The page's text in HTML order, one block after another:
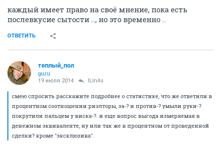
каждый имеет право на своё мнение, пока есть
послевкусие сытости .., но это временно ..
ОТВЕТИТЬ
теплый_пол
guru
19 июля 2014 ILInAs
смею спросить расскажите подробнее о статистике, что же ответили в
процентном соотношении риэлторы, за-? и против-? умыли руки-?
покрутили пальцем у виска-?. и еще вопрос выгода измеряемая в
денежном эквиваленте, ну или так же в процентном от проведенной
сделки? кроме "эксклюзива".